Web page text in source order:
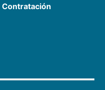
Contratación